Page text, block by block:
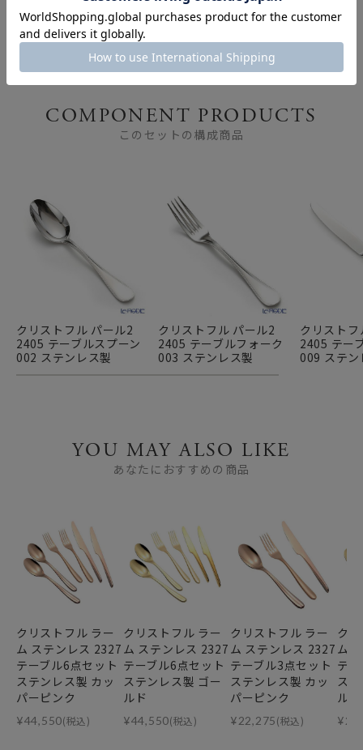
COMPONENT PRODUCTS
このセットの構成商品
クリストフル パール2
2405 テーブルスプーン
002 ステンレス製
クリストフル パール2
2405 テーブルフォーク
003 ステンレス製
クリスト
2405 テー
009 ステン
YOU MAY ALSO LIKE
あなたにおすすめの商品
クリストフル ラー
ム ステンレス 2327
テーブル6点セット
ステンレス製 カッ
パーピンク
¥44,550(税込)
クリストフル ラー
ム ステンレス 2327
テーブル6点セット
ステンレス製 ゴー
ルド
¥44,550(税込)
クリストフル ラー
ム ステンレス 2327
テーブル3点セット
ステンレス製 カッ
パーピンク
¥22,275(税込)
ク
ム
テ
ス
ルド
¥